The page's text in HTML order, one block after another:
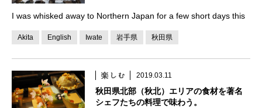
I was whisked away to Northern Japan for a few short days this
March. Thanks to a concerted effort by small bu […]
Akita English Iwate 岩手県 秋田県
2019.03.11
秋田県北部（秋北）エリアの食材を著名
シェフたちの料理で味わう。